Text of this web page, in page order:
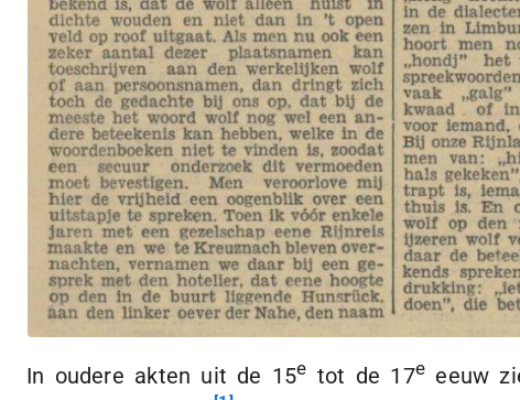
In oudere akten uit de 15e tot de 17e eeuw